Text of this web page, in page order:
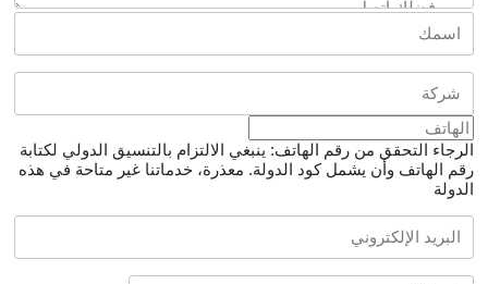
الرجاء التحقق من رقم الهاتف: ينبغي الالتزام بالتنسيق الدولي لكتابة
رقم الهاتف وأن يشمل كود الدولة. معذرة، خدماتنا غير متاحة في هذه
الدولة